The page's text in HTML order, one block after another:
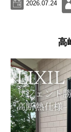
2026.07.24
高